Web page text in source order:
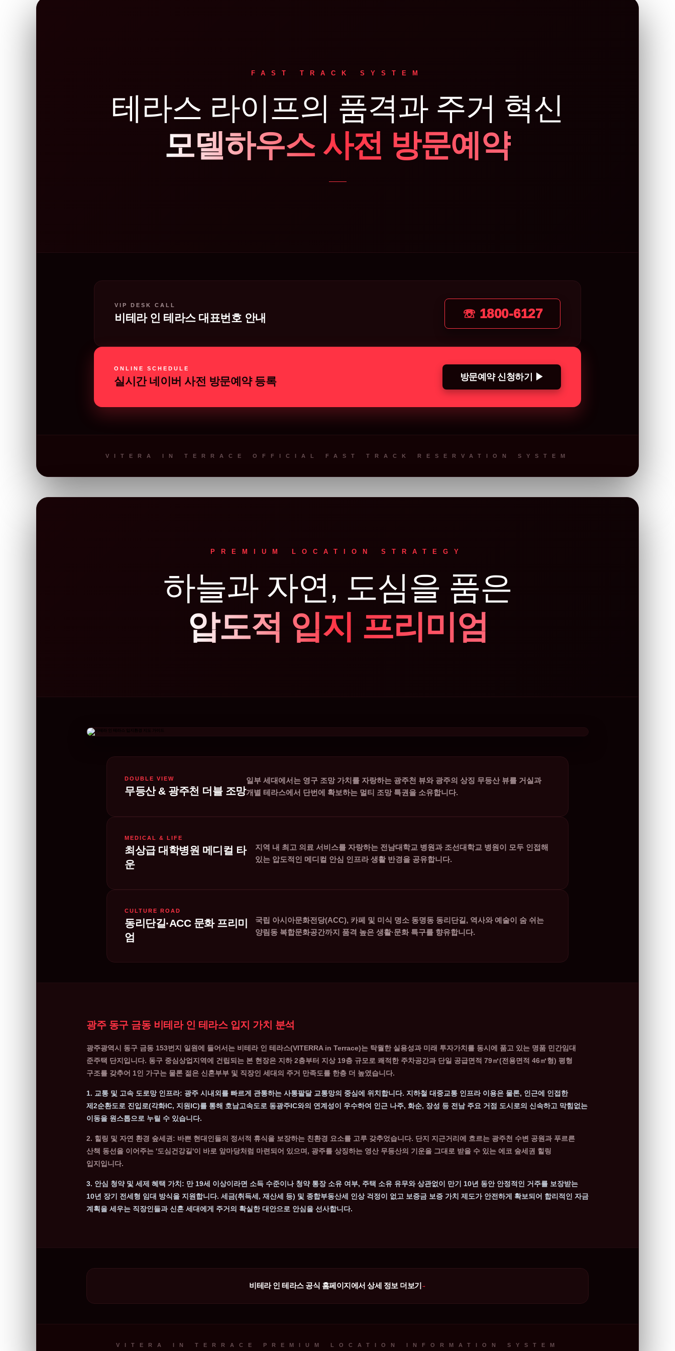
FAST TRACK SYSTEM
테라스 라이프의 품격과 주거 혁신
모델하우스 사전 방문예약
VIP DESK CALL
비테라 인 테라스 대표번호 안내 ☏ 1800-6127
ONLINE SCHEDULE
실시간 네이버 사전 방문예약 등록 방문예약 신청하기 ▶
VITERA IN TERRACE OFFICIAL FAST TRACK RESERVATION SYSTEM
PREMIUM LOCATION STRATEGY
하늘과 자연, 도심을 품은
압도적 입지 프리미엄
DOUBLE VIEW
무등산 & 광주천 더블 조망
일부 세대에서는 영구 조망 가치를 자랑하는 광주천 뷰와 광주의 상징 무등산 뷰를 거실과
개별 테라스에서 단번에 확보하는 멀티 조망 특권을 소유합니다.
MEDICAL & LIFE
최상급 대학병원 메디컬 타
운
지역 내 최고 의료 서비스를 자랑하는 전남대학교 병원과 조선대학교 병원이 모두 인접해
있는 압도적인 메디컬 안심 인프라 생활 반경을 공유합니다.
CULTURE ROAD
동리단길·ACC 문화 프리미
엄
국립 아시아문화전당(ACC), 카페 및 미식 명소 동명동 동리단길, 역사와 예술이 숨 쉬는
양림동 복합문화공간까지 품격 높은 생활·문화 특구를 향유합니다.
광주 동구 금동 비테라 인 테라스 입지 가치 분석
광주광역시 동구 금동 153번지 일원에 들어서는 비테라 인 테라스(VITERRA in Terrace)는 탁월한 실용성과 미래 투자가치를 동시에 품고 있는 명품 민간임대
준주택 단지입니다. 동구 중심상업지역에 건립되는 본 현장은 지하 2층부터 지상 19층 규모로 쾌적한 주차공간과 단일 공급면적 79㎡(전용면적 46㎡형) 평형
구조를 갖추어 1인 가구는 물론 젊은 신혼부부 및 직장인 세대의 주거 만족도를 한층 더 높였습니다.
1. 교통 및 고속 도로망 인프라: 광주 시내외를 빠르게 관통하는 사통팔달 교통망의 중심에 위치합니다. 지하철 대중교통 인프라 이용은 물론, 인근에 인접한
제2순환도로 진입로(각화IC, 지원IC)를 통해 호남고속도로 동광주IC와의 연계성이 우수하여 인근 나주, 화순, 장성 등 전남 주요 거점 도시로의 신속하고 막힘없는
이동을 원스톱으로 누릴 수 있습니다.
2. 힐링 및 자연 환경 숲세권: 바쁜 현대인들의 정서적 휴식을 보장하는 친환경 요소를 고루 갖추었습니다. 단지 지근거리에 흐르는 광주천 수변 공원과 푸르른
산책 동선을 이어주는 '도심건강길'이 바로 앞마당처럼 마련되어 있으며, 광주를 상징하는 영산 무등산의 기운을 그대로 받을 수 있는 에코 숲세권 힐링
입지입니다.
3. 안심 청약 및 세제 혜택 가치: 만 19세 이상이라면 소득 수준이나 청약 통장 소유 여부, 주택 소유 유무와 상관없이 만기 10년 동안 안정적인 거주를 보장받는
10년 장기 전세형 임대 방식을 지원합니다. 세금(취득세, 재산세 등) 및 종합부동산세 인상 걱정이 없고 보증금 보증 가치 제도가 안전하게 확보되어 합리적인 자금
계획을 세우는 직장인들과 신혼 세대에게 주거의 확실한 대안으로 안심을 선사합니다.
비테라 인 테라스 공식 홈페이지에서 상세 정보 더보기 →
VITERA IN TERRACE PREMIUM LOCATION INFORMATION SYSTEM